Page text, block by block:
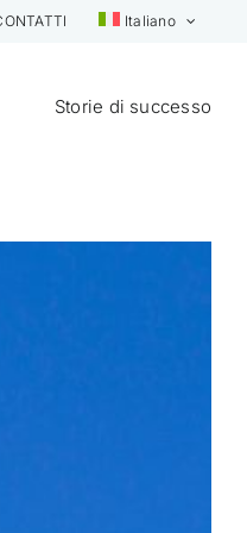
Italiano
Storie di successo